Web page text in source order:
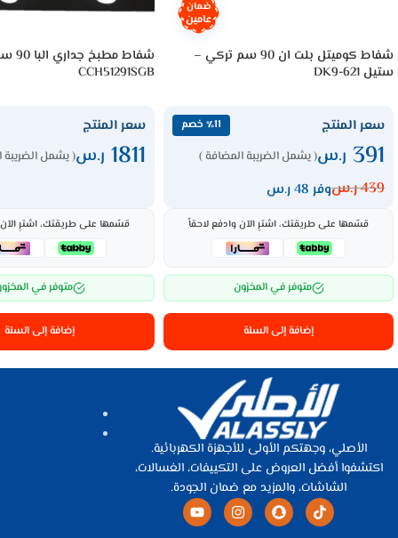
ضمان
عامين
شفاط كوميتل بلت ان 90 سم تركي –
ستيل DK9-621
سعر المنتج ٪11 خصم
391 ر.س( يشمل الضريبة المضافة )
439ر.سوفر 48 ر.س
قسّمها على طريقتك، اشترِ الآن وادفع لاحقاً
متوفر في المخزون
إضافة إلى السلة
شفاط
CCH51291SGB
سعر المنتج
1811 ر.س( يشمل الضريبة
قسّمها على طريقتك، اشترِ الآن
متوفر في
إضافة إلى السلة
الأصلي، وجهتكم الأولى للأجهزة الكهربائية.
اكتشفوا أفضل العروض على التكييفات، الغسالات،
الشاشات، والمزيد مع ضمان الجودة.